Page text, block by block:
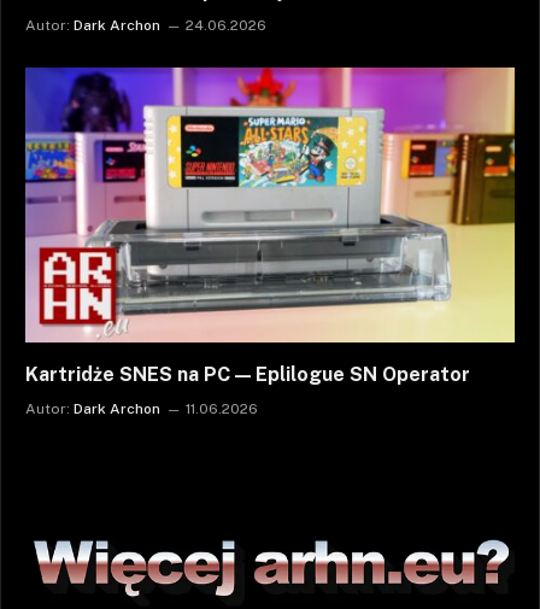
Autor: Dark Archon 24.06.2026
Kartridże SNES na PC — Eplilogue SN Operator
Autor: Dark Archon 11.06.2026